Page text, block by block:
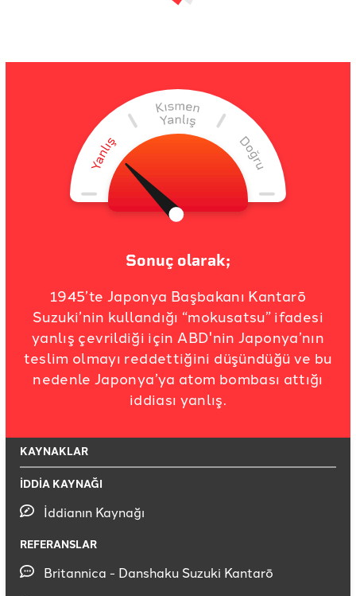
Sonuç olarak;
1945’te Japonya Başbakanı Kantarō
Suzuki’nin kullandığı “mokusatsu” ifadesi
yanlış çevrildiği için ABD'nin Japonya’nın
teslim olmayı reddettiğini düşündüğü ve bu
nedenle Japonya’ya atom bombası attığı
iddiası yanlış.
KAYNAKLAR
İDDİA KAYNAĞI
İddianın Kaynağı
REFERANSLAR
Britannica - Danshaku Suzuki Kantarō